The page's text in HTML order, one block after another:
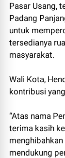
Pasar Usang,
Padang
untuk
tersedianya
masyarakat.
Wali Kota,
kontribusi
“Atas nama
terima kasih
mendukung